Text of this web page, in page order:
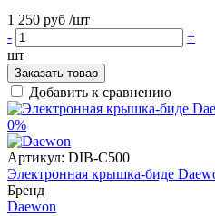
1 250 руб /шт
-
+
шт
Заказать товар
Добавить к сравнению
0%
Артикул: DIB-C500
Электронная крышка-биде
Бренд
Daewon